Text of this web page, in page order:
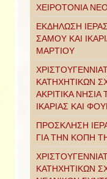
ΧΕΙΡΟΤΟΝΙΑ
ΕΚΔΗΛΩΣΗ
ΣΑΜΟΥ ΚΑΙ
ΜΑΡΤΙΟΥ
ΚΑΤΗΧΗΤΙΚΩΝ
ΑΚΡΙΤΙΚΑ
ΙΚΑΡΙΑΣ ΚΑΙ
ΠΡΟΣΚΛΗΣΗ
ΓΙΑ ΤΗΝ ΚΟΠΗ
ΚΑΤΗΧΗΤΙΚΩΝ